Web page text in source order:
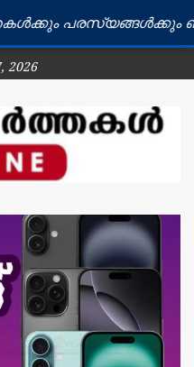
പരസ്യങ്ങൾക്കും
2026